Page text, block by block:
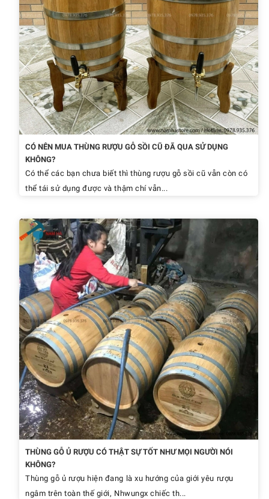
CÓ NÊN MUA THÙNG RƯỢU GỖ SỒI CŨ ĐÃ QUA SỬ DỤNG
KHÔNG?
Có thể các bạn chưa biết thì thùng rượu gỗ sồi cũ vẫn còn có
thể tái sử dụng được và thậm chí vẫn...
THÙNG GỖ Ủ RƯỢU CÓ THẬT SỰ TỐT NHƯ MỌI NGƯỜI NÓI
KHÔNG?
Thùng gỗ ủ rượu hiện đang là xu hướng của giới yêu rượu
ngâm trên toàn thế giới, Nhwungx chiếc th...